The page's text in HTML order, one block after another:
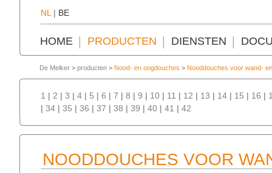
NL | BE
HOME PRODUCTEN DIENSTEN
De Melker > producten > Nood- en oogdouches > Nooddouches voor wand-
1 | 2 | 3 | 4 | 5 | 6 | 7 | 8 | 9 | 10 | 11 | 12 | 13 | 14 | 15 | 16 |
| 34 | 35 | 36 | 37 | 38 | 39 | 40 | 41 | 42
NOODDOUCHES VOOR